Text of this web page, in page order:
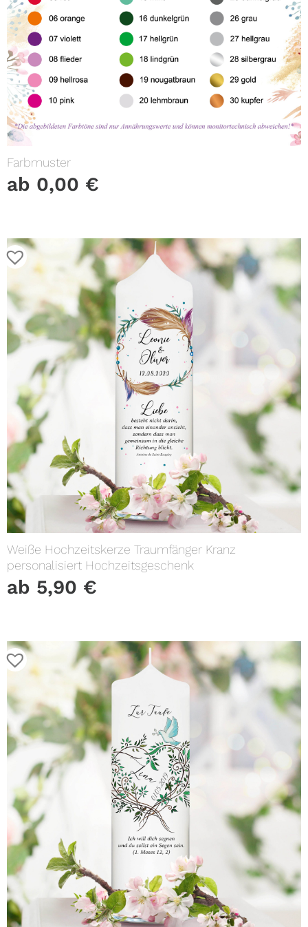
Farbmuster
ab 0,00 €
Weiße Hochzeitskerze Traumfänger Kranz
personalisiert Hochzeitsgeschenk
ab 5,90 €